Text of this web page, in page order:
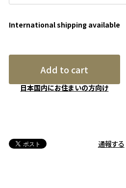
International shipping available
Add to cart
日本国内にお住まいの方向け
通報する